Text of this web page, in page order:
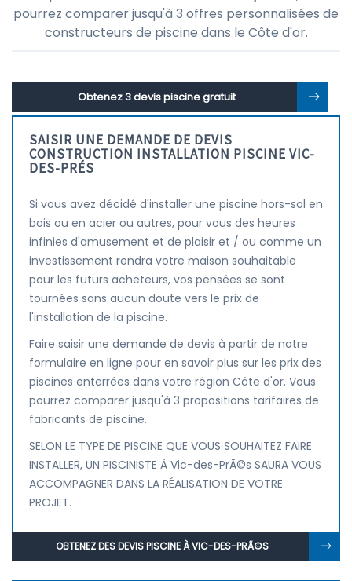
pourrez comparer jusqu'à 3 offres personnalisées de
constructeurs de piscine dans le Côte d'or.
Obtenez 3 devis piscine gratuit
SAISIR UNE DEMANDE DE DEVIS
CONSTRUCTION INSTALLATION PISCINE VIC-
DES-PRÉS
Si vous avez décidé d'installer une piscine hors-sol en
bois ou en acier ou autres, pour vous des heures
infinies d'amusement et de plaisir et / ou comme un
investissement rendra votre maison souhaitable
pour les futurs acheteurs, vos pensées se sont
tournées sans aucun doute vers le prix de
l'installation de la piscine.
Faire saisir une demande de devis à partir de notre
formulaire en ligne pour en savoir plus sur les prix des
piscines enterrées dans votre région Côte d'or. Vous
pourrez comparer jusqu'à 3 propositions tarifaires de
fabricants de piscine.
SELON LE TYPE DE PISCINE QUE VOUS SOUHAITEZ FAIRE
INSTALLER, UN PISCINISTE À Vic-des-PrÃ©s SAURA VOUS
ACCOMPAGNER DANS LA RÉALISATION DE VOTRE
PROJET.
OBTENEZ DES DEVIS PISCINE À VIC-DES-PRÃ©S